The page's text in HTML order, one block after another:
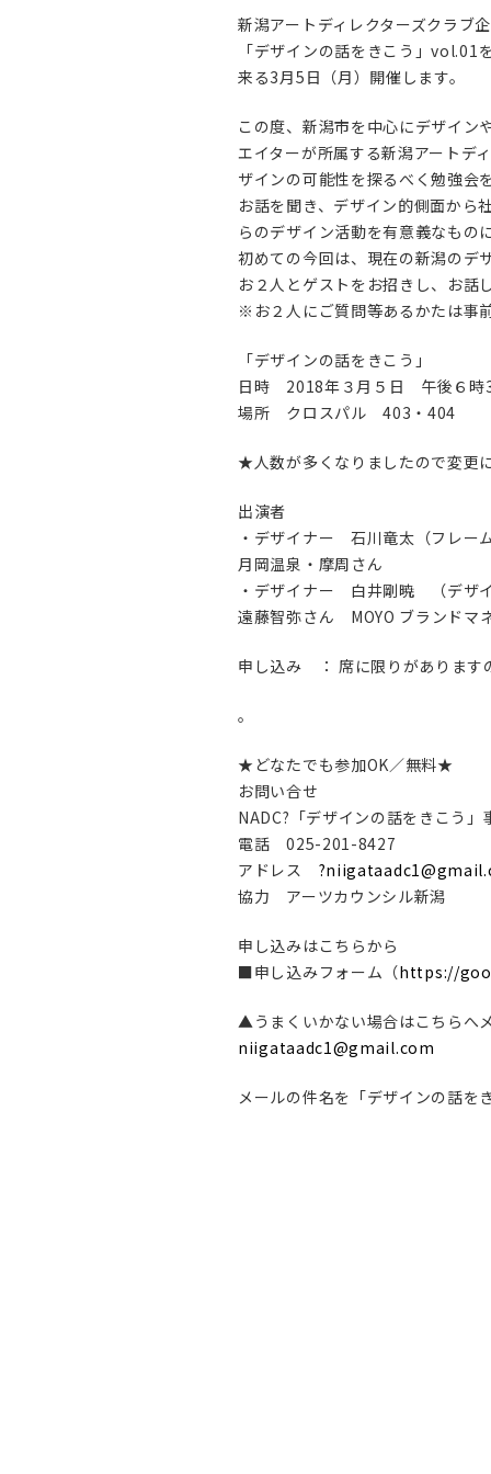
新潟アートディレクターズクラブ
「デザインの話をきこう」vol.01
来る3月5日（月）開催します。
この度、新潟市を中心にデザイン
エイターが所属する新潟アートデ
ザインの可能性を探るべく勉強会
お話を聞き、デザイン的側面から
らのデザイン活動を有意義なもの
初めての今回は、現在の新潟のデ
お２人とゲストをお招きし、お話
※お２人にご質問等あるかたは事
「デザインの話をきこう」
日時 2018年３月５日 午後６時
場所 クロスパル 403・404
★人数が多くなりましたので変更
出演者
・デザイナー 石川竜太（フレー
月岡温泉・摩周さん
・デザイナー 白井剛暁 （デザ
遠藤智弥さん MOYO ブランドマ
申し込み ： 席に限りがあります
。
★どなたでも参加OK／無料★
お問い合せ
NADC?「デザインの話をきこ
電話 025-201-8427
アドレス
協力 アーツカウンシル新潟
申し込みはこちらから
■申し込みフォーム（https://
▲うまくいかない場合はこちらへ
niigataadc1@gmail.com
メールの件名を「デザインの話